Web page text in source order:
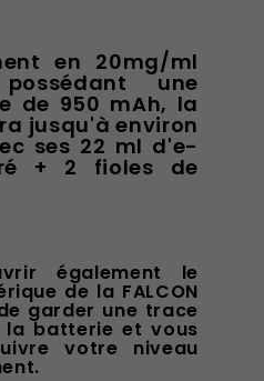
en 20mg/ml
une
de 950 mAh, la
jusqu'à environ
ses 22 ml d'e-
+ 2 fioles de
également le
de la FALCON
garder une trace
batterie et vous
votre niveau